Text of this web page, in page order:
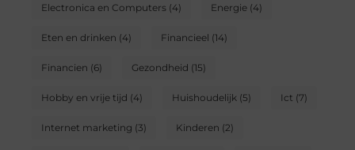
Electronica en Computers(4) Energie(4)
Eten en drinken (4) Financieel (14)
Financien (6) Gezondheid (15)
Hobby en vrije tijd (4) Huishoudelijk (5) Ict (7)
Internet marketing (3) Kinderen (2)